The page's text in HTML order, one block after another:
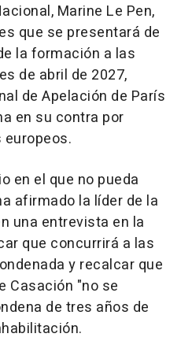
Marine Le Pen,
que se presentará de
la formación a las
de abril de 2027,
de Apelación de París
en su contra por
en el que no pueda
afirmado la líder de la
una entrevista en la
que concurrirá a las
y recalcar que
Casación "no se
de tres años de